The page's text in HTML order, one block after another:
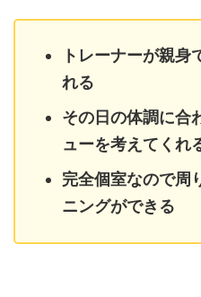
トレーナーが親身
れる
その日の体調に合
ューを考えてくれ
完全個室なので周
ニングができる